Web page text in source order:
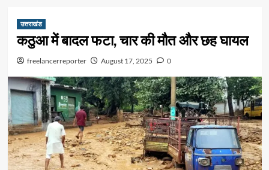
उत्तराखंड
कठुआ में बादल फटा, चार की मौत और छह घायल
freelancerreporter August 17, 2025 0